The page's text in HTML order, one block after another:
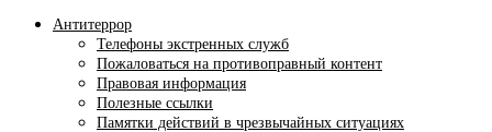
Антитеррор
Телефоны экстренных служб
Пожаловаться на противоправный контент
Правовая информация
Полезные ссылки
Памятки действий в чрезвычайных ситуациях